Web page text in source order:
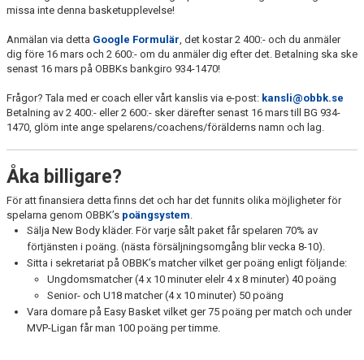
missa inte denna basketupplevelse!
Anmälan via detta Google Formulär , det kostar 2 400:- och du anmäler
dig före 16 mars och 2 600:- om du anmäler dig efter det. Betalning ska ske
senast 16 mars på OBBKs bankgiro 934-1470!
Frågor? Tala med er coach eller vårt kanslis via e-post: kansli@obbk.se
Betalning av 2 400:- eller 2 600:- sker därefter senast 16 mars till BG 934-
1470, glöm inte ange spelarens/coachens/förälderns namn och lag.
Åka billigare?
För att finansiera detta finns det och har det funnits olika möjligheter för
spelarna genom OBBK’s poängsystem
Sälja New Body kläder. För varje sålt paket får spelaren 70% av
förtjänsten i poäng. (nästa försäljningsomgång blir vecka 8-10).
Sitta i sekretariat på OBBK’s matcher vilket ger poäng enligt följande:
Ungdomsmatcher (4 x 10 minuter elelr 4 x 8 minuter) 40 poäng
Senior- och U18 matcher (4 x 10 minuter) 50 poäng
Vara domare på Easy Basket vilket ger 75 poäng per match och under
MVP-Ligan får man 100 poäng per timme.